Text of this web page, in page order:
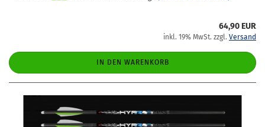
64,90 EUR
inkl. 19% MwSt. zzgl. Versand
IN DEN WARENKORB